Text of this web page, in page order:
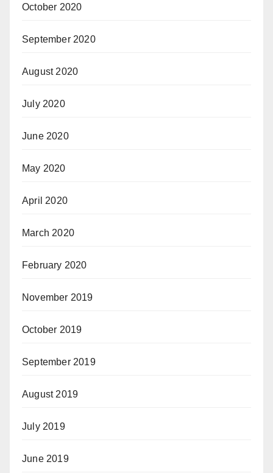
October 2020
September 2020
August 2020
July 2020
June 2020
May 2020
April 2020
March 2020
February 2020
November 2019
October 2019
September 2019
August 2019
July 2019
June 2019